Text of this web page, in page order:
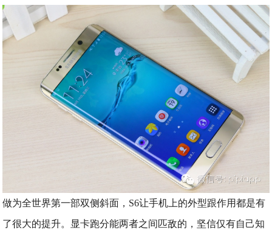
做为全世界第一部双侧斜面，S6让手机上的外型跟作用都是有
了很大的提升。显卡跑分能两者之间匹敌的，坚信仅有自己知